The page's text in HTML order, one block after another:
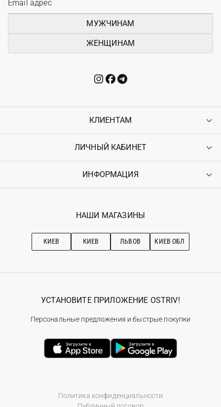
МУЖЧИНАМ
ЖЕНЩИНАМ
КЛИЕНТАМ
Контакты
Возврат
Гарантия
ЛИЧНЫЙ КАБИНЕТ
Войти
Ostriv Club+
ИНФОРМАЦИЯ
Наши магазини
Рекомендации по уходу
НАШИ МАГАЗИНЫ
КИЕВ КИЕВ ЛЬВОВ КИЕВ ОБЛ
Политика конфиденциальности
УСТАНОВИТЕ ПРИЛОЖЕНИЕ OSTRIV!
Персональные предложения и быстрые покупки